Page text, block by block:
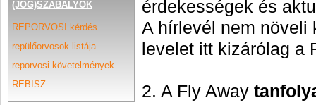
(JOG)SZABÁLYOK
REPORVOSI kérdés
repülőorvosok listája
reporvosi követelmények
REBISZ
érdekességek és
A hírlevél nem növeli
levelet itt kizárólag a
2. A Fly Away